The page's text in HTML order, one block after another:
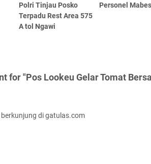
Polri Tinjau Posko
Terpadu Rest Area 575
A tol Ngawi
Personel
for "Pos Lookeu Gelar Tomat
di gatulas.com